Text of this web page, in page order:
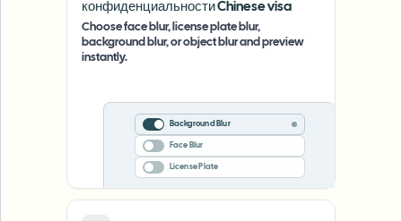
конфиденциальности Chinese visa
Choose face blur, license plate blur,
background blur, or object blur and preview
instantly.
Background Blur
Face Blur
License Plate